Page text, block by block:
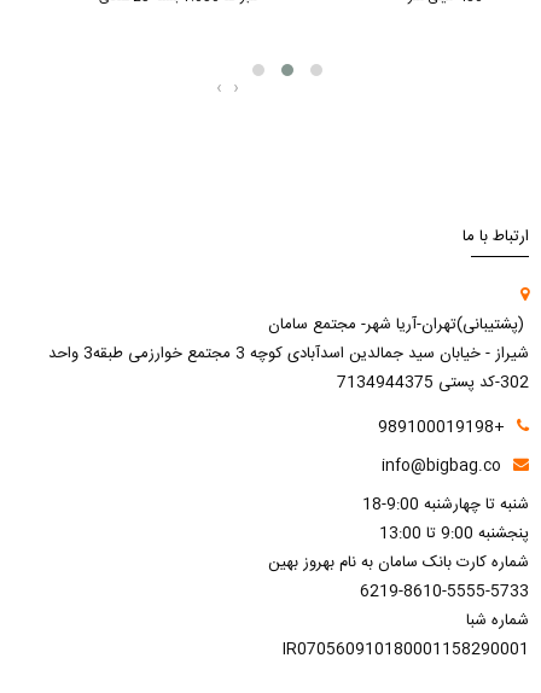
‹ ›
ارتباط با ما
(پشتیبانی)تهران-آریا شهر- مجتمع سامان
شیراز - خیابان سید جمالدین اسدآبادی کوچه 3 مجتمع خوارزمی طبقه3 واحد
302-کد پستی 7134944375
+989100019198
info@bigbag.co
شنبه تا چهارشنبه 9:00-18
پنجشنبه 9:00 تا 13:00
شماره کارت بانک سامان به نام بهروز بهین
6219-8610-5555-5733
شماره شبا
IR070560910180001158290001